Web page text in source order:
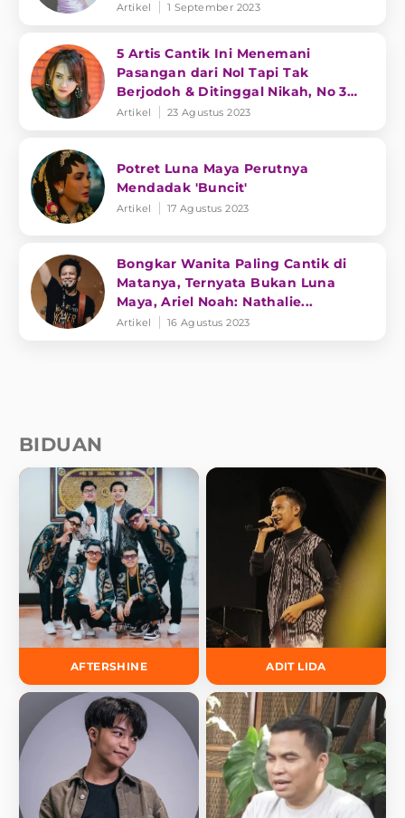
Artikel 1 September 2023
5 Artis Cantik Ini Menemani
Pasangan dari Nol Tapi Tak
Berjodoh & Ditinggal Nikah, No 3
Bikin Heboh
Artikel 23 Agustus 2023
Potret Luna Maya Perutnya
Mendadak 'Buncit'
Artikel 17 Agustus 2023
Bongkar Wanita Paling Cantik di
Matanya, Ternyata Bukan Luna
Maya, Ariel Noah: Nathalie...
Artikel 16 Agustus 2023
BIDUAN
AFTERSHINE ADIT LIDA